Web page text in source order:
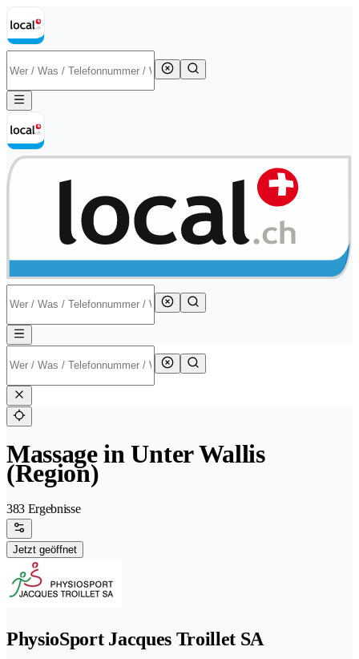
Massage in Unter Wallis
(Region)
383 Ergebnisse
Jetzt geöffnet
PhysioSport Jacques Troillet SA